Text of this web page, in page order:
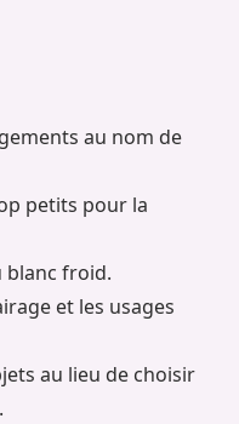
au nom de
petits pour la
blanc froid.
et les usages
au lieu de choisir